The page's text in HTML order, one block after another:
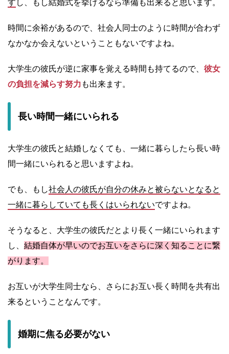
す し、もし結婚式を挙げるなら準備も出来ると思います。
時間に余裕があるので、社会人同士のように時間が合わず
なかなか会えないということもないですよね。
大学生の彼氏が逆に家事を覚える時間も持てるので、 彼女
の負担を減らす努力 も出来ます。
長い時間一緒にいられる
大学生の彼氏と結婚しなくても、一緒に暮らしたら長い時
間一緒にいられると思いますよね。
でも、もし社会人の彼氏が自分の休みと被らないとなると
一緒に暮らしていても長くはいられないですよね。
そうなると、大学生の彼氏だとより長く一緒にいられます
し、 結婚自体が早いのでお互いをさらに深く知ることに繋
がります。
お互いが大学生同士なら、さらにお互い長く時間を共有出
来るということなんです。
婚期に焦る必要がない